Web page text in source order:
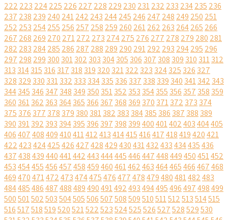
222 223 224225 226 227 228 229 230 231232 233 234235 236
237 238 239 240 241242 243 244245 246 247 248 249 250 251
252 253 254255 256 257 258 259 260 261262 263 264265 266
267 268 269 270 271272 273 274275 276 277 278 279 280 281
282 283 284285 286 287 288 289 290 291292 293 294295 296
297 298 299 300 301302 303 304305 306 307 308 309 310 311312
313 314315 316 317 318 319 320 321322 323 324325 326 327
328 329 330 331332 333 334335 336 337 338 339 340 341342 343
344345 346 347 348 349 350 351352 353 354355 356 357 358 359
360 361362 363 364365 366 367 368 369 370 371372 373 374
375 376 377 378 379 380 381382 383 384385 386 387 388 389
390 391392 393 394395 396 397 398 399400401402403404405
406407408409410411412413414415416417418419420421
422423424425426427428429430431432433434435436
437438439440441442443444445446447448449450451452
453454455456457458459460461462463464465466467468
469470471472473474475476477478479480481482483
484485486487488489490491492493494495496497498499
500501502503504505506507508509510511512513514515
516517518519520521522523524525526527528529530